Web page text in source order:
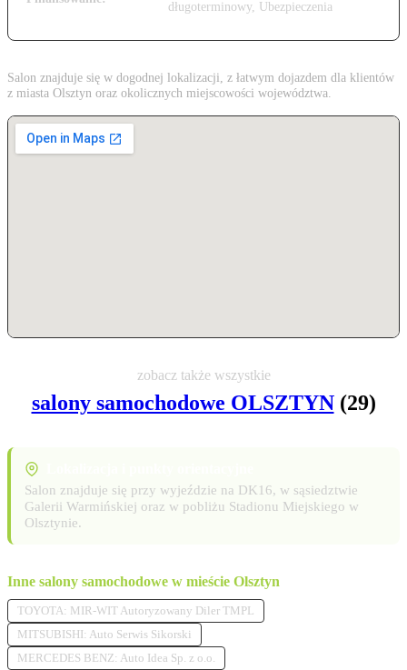
długoterminowy, Ubezpieczenia
Salon znajduje się w dogodnej lokalizacji, z łatwym dojazdem dla klientów
z miasta Olsztyn oraz okolicznych miejscowości województwa.
zobacz także wszystkie
salony samochodowe OLSZTYN(29)
Salon znajduje się przy wyjeździe na DK16, w sąsiedztwie
Galerii Warmińskiej oraz w pobliżu Stadionu Miejskiego w
Olsztynie.
Inne salony samochodowe w mieście Olsztyn
TOYOTA: MIR-WIT Autoryzowany Diler TMPL
MITSUBISHI: Auto Serwis Sikorski
MERCEDES BENZ: Auto Idea Sp. z o.o.